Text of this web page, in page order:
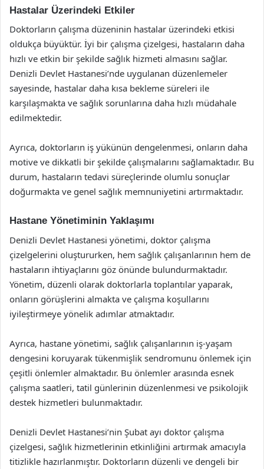
Hastalar Üzerindeki Etkiler
Doktorların çalışma düzeninin hastalar üzerindeki etkisi
oldukça büyüktür. İyi bir çalışma çizelgesi, hastaların daha
hızlı ve etkin bir şekilde sağlık hizmeti almasını sağlar.
Denizli Devlet Hastanesi’nde uygulanan düzenlemeler
sayesinde, hastalar daha kısa bekleme süreleri ile
karşılaşmakta ve sağlık sorunlarına daha hızlı müdahale
edilmektedir.
Ayrıca, doktorların iş yükünün dengelenmesi, onların daha
motive ve dikkatli bir şekilde çalışmalarını sağlamaktadır. Bu
durum, hastaların tedavi süreçlerinde olumlu sonuçlar
doğurmakta ve genel sağlık memnuniyetini artırmaktadır.
Hastane Yönetiminin Yaklaşımı
Denizli Devlet Hastanesi yönetimi, doktor çalışma
çizelgelerini oluştururken, hem sağlık çalışanlarının hem de
hastaların ihtiyaçlarını göz önünde bulundurmaktadır.
Yönetim, düzenli olarak doktorlarla toplantılar yaparak,
onların görüşlerini almakta ve çalışma koşullarını
iyileştirmeye yönelik adımlar atmaktadır.
Ayrıca, hastane yönetimi, sağlık çalışanlarının iş-yaşam
dengesini koruyarak tükenmişlik sendromunu önlemek için
çeşitli önlemler almaktadır. Bu önlemler arasında esnek
çalışma saatleri, tatil günlerinin düzenlenmesi ve psikolojik
destek hizmetleri bulunmaktadır.
Denizli Devlet Hastanesi’nin Şubat ayı doktor çalışma
çizelgesi, sağlık hizmetlerinin etkinliğini artırmak amacıyla
titizlikle hazırlanmıştır. Doktorların düzenli ve dengeli bir